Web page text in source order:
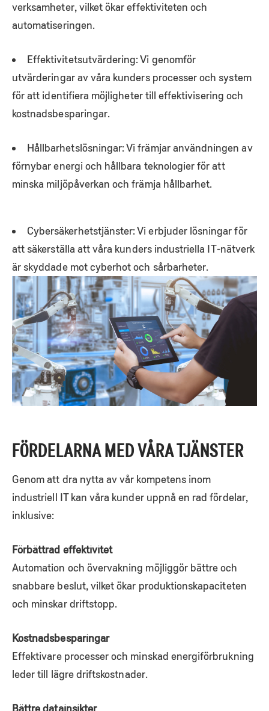
verksamheter, vilket ökar effektiviteten och
automatiseringen.
Effektivitetsutvärdering: Vi genomför
utvärderingar av våra kunders processer och system
för att identifiera möjligheter till effektivisering och
kostnadsbesparingar.
Hållbarhetslösningar: Vi främjar användningen av
förnybar energi och hållbara teknologier för att
minska miljöpåverkan och främja hållbarhet.
Cybersäkerhetstjänster: Vi erbjuder lösningar för
att säkerställa att våra kunders industriella IT-nätverk
är skyddade mot cyberhot och sårbarheter.
FÖRDELARNA MED VÅRA TJÄNSTER
Genom att dra nytta av vår kompetens inom
industriell IT kan våra kunder uppnå en rad fördelar,
inklusive:
Förbättrad effektivitet
Automation och övervakning möjliggör bättre och
snabbare beslut, vilket ökar produktionskapaciteten
och minskar driftstopp.
Kostnadsbesparingar
Effektivare processer och minskad energiförbrukning
leder till lägre driftskostnader.
Bättre datainsikter